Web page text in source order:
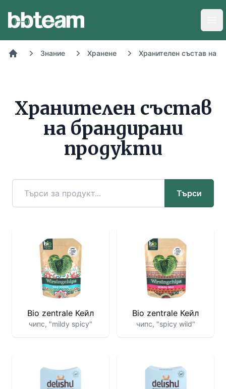
Знание Хранене Хранителен състав на
Хранителен състав
на брандирани
продукти
Търси
Bio zentrale Кейл
чипс, "mildy spicy"
Bio zentrale Кейл
чипс, "spicy wild"